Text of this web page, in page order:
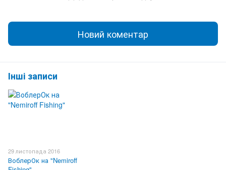
Новий коментар
Інші записи
29 листопада 2016
ВоблерОк на "Nemiroff